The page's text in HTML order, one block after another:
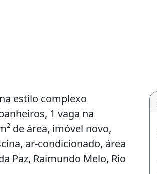
estilo complexo
1 vaga na
de área, imóvel novo,
ar-condicionado, área
Paz, Raimundo Melo, Rio